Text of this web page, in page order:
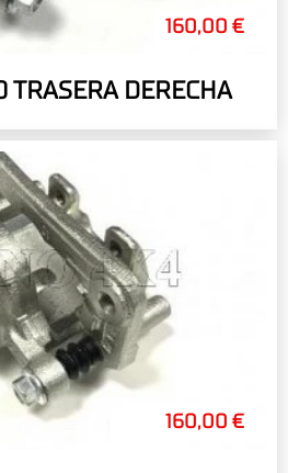
160,00 €
TRASERA DERECHA
160,00 €